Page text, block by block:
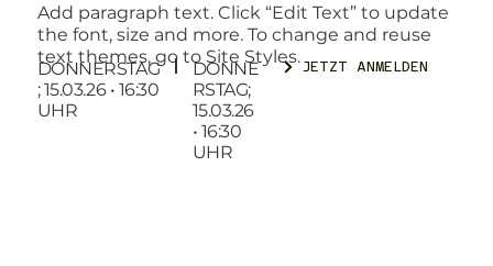
Add paragraph text. Click “Edit Text” to update
the font, size and more. To change and reuse
text themes, go to Site Styles.
DONNERSTAG
; 15.03.26 • 16:30
UHR
DONNE
RSTAG;
15.03.26
• 16:30
UHR
JETZT ANMELDEN